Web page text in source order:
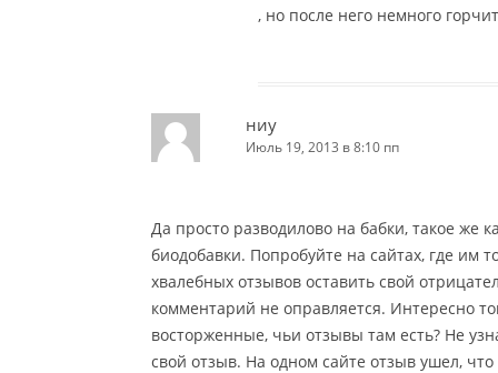
, но после него немного
ниу
Июль 19, 2013 в 8:10 пп
Да просто разводилово на бабки, такое же
биодобавки. Попробуйте на сайтах, где им
хвалебных отзывов оставить свой
комментарий не оправляется. Интересно
восторженные, чьи отзывы там есть? Не
свой отзыв. На одном сайте отзыв ушел, что